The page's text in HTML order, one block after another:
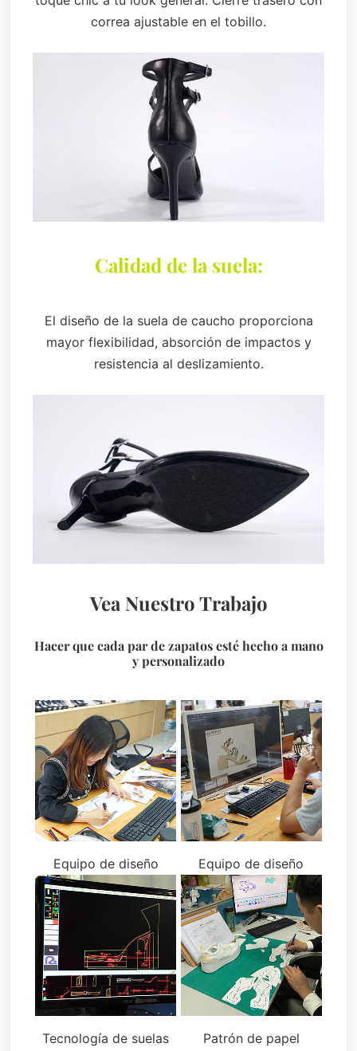
correa ajustable en el tobillo.
Calidad de la suela:
El diseño de la suela de caucho proporciona
mayor flexibilidad, absorción de impactos y
resistencia al deslizamiento.
Vea Nuestro Trabajo
Hacer que cada par de zapatos esté hecho a mano
y personalizado
Equipo de diseño Equipo de diseño
Tecnología de suelas
Patrón de papel